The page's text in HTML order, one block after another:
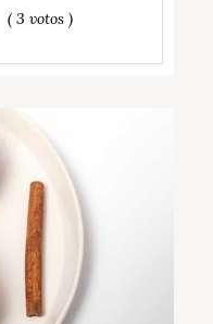
( 3 votos )